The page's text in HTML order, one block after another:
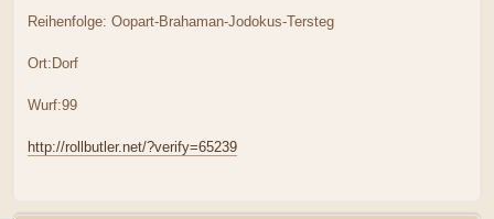
Reihenfolge: Oopart-Brahaman-Jodokus-Tersteg
Ort:Dorf
Wurf:99
http://rollbutler.net/?verify=65239